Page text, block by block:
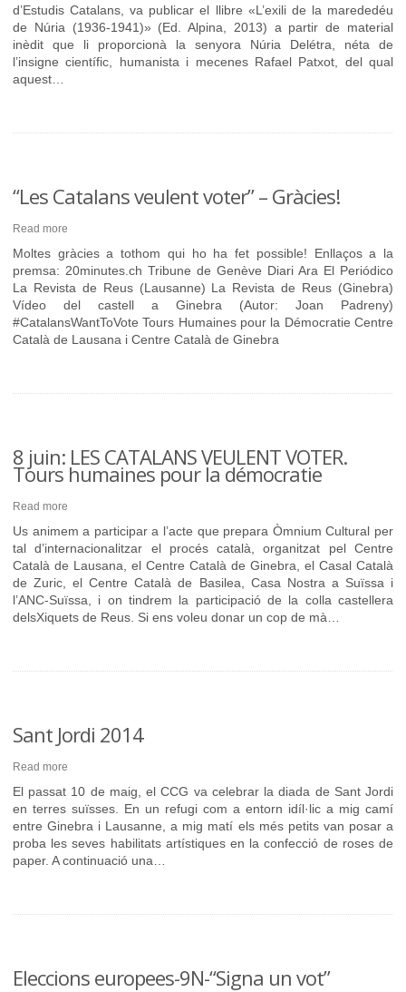
d’Estudis Catalans, va publicar el llibre «L’exili de la marededéu
de Núria (1936-1941)» (Ed. Alpina, 2013) a partir de material
inèdit que li proporcionà la senyora Núria Delétra, néta de
l’insigne científic, humanista i mecenes Rafael Patxot, del qual
aquest…
“Les Catalans veulent voter” – Gràcies!
Read more
Moltes gràcies a tothom qui ho ha fet possible! Enllaços a la
premsa: 20minutes.ch Tribune de Genève Diari Ara El Periódico
La Revista de Reus (Lausanne) La Revista de Reus (Ginebra)
Vídeo del castell a Ginebra (Autor: Joan Padreny)
#CatalansWantToVote Tours Humaines pour la Démocratie Centre
Català de Lausana i Centre Català de Ginebra
8 juin: LES CATALANS VEULENT VOTER.
Tours humaines pour la démocratie
Read more
Us animem a participar a l’acte que prepara Òmnium Cultural per
tal d’internacionalitzar el procés català, organitzat pel Centre
Català de Lausana, el Centre Català de Ginebra, el Casal Català
de Zuric, el Centre Català de Basilea, Casa Nostra a Suïssa i
l’ANC-Suïssa, i on tindrem la participació de la colla castellera
delsXiquets de Reus. Si ens voleu donar un cop de mà…
Sant Jordi 2014
Read more
El passat 10 de maig, el CCG va celebrar la diada de Sant Jordi
en terres suïsses. En un refugi com a entorn idíl·lic a mig camí
entre Ginebra i Lausanne, a mig matí els més petits van posar a
proba les seves habilitats artístiques en la confecció de roses de
paper. A continuació una…
Eleccions europees-9N-“Signa un vot”